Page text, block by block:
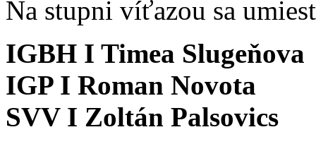
Na stupni víťazou sa
IGBH I Timea Slugeňova
IGP I Roman Novota
SVV I Zoltán Palsovics